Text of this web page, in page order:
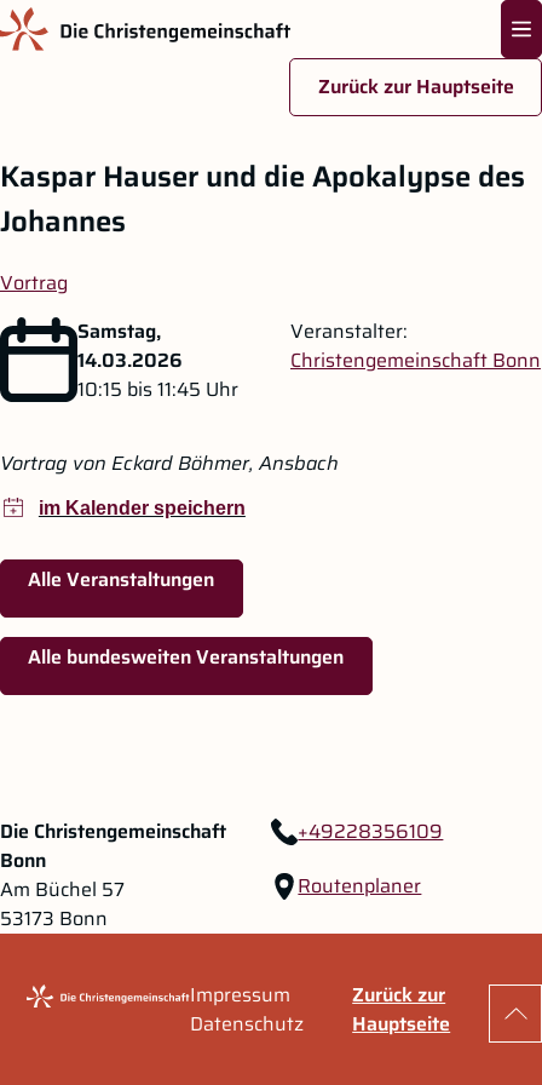
Zurück zur Hauptseite
Kaspar Hauser und die Apokalypse des
Johannes
Vortrag
Samstag,
14.03.2026
10:15 bis 11:45 Uhr
Veranstalter:
Christengemeinschaft Bonn
Vortrag von Eckard Böhmer, Ansbach
Alle Veranstaltungen
Alle bundesweiten Veranstaltungen
Zum Hauptinhalt springen
Zur Navigation springen
Die Christengemeinschaft
Bonn
Am Büchel 57
53173 Bonn
+49228356109
Routenplaner
Impressum
Datenschutz
Zurück zur
Hauptseite